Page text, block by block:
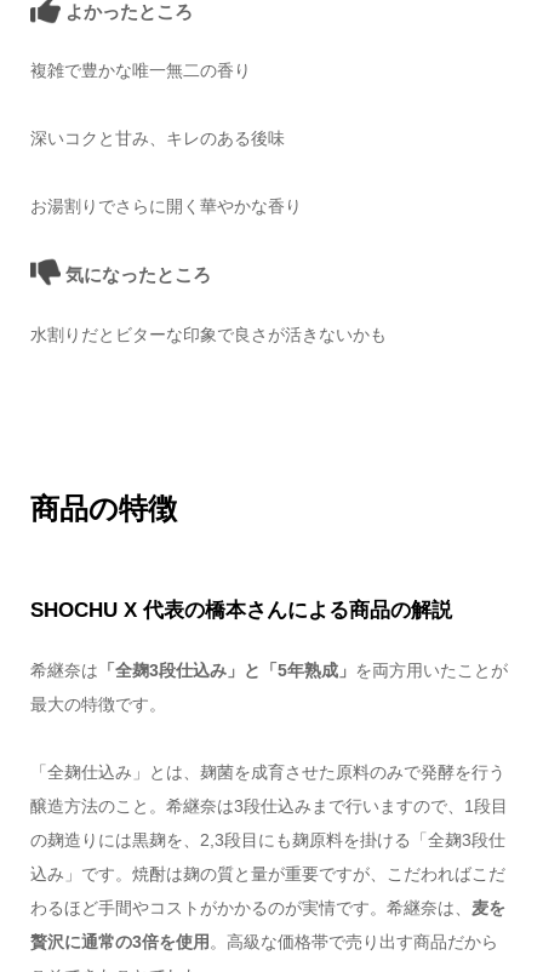
よかったところ
複雑で豊かな唯一無二の香り
深いコクと甘み、キレのある後味
お湯割りでさらに開く華やかな香り
気になったところ
水割りだとビターな印象で良さが活きないかも
商品の特徴
SHOCHU X 代表の橋本さんによる商品の解説
希継奈は 「全麹3段仕込み」と「5年熟成」 を両方用いたことが
最大の特徴です。
「全麹仕込み」とは、麹菌を成育させた原料のみで発酵を行う
醸造方法のこと。希継奈は3段仕込みまで行いますので、1段目
の麹造りには黒麹を、2,3段目にも麹原料を掛ける「全麹3段仕
込み」です。焼酎は麹の質と量が重要ですが、こだわればこだ
わるほど手間やコストがかかるのが実情です。希継奈は、 麦を
贅沢に通常の3倍を使用 。高級な価格帯で売り出す商品だから